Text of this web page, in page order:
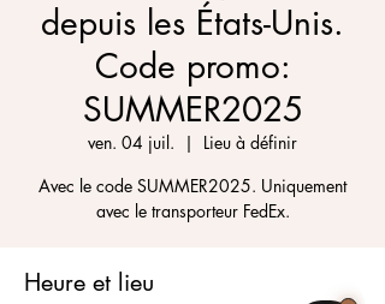
depuis les États-Unis.
Code promo:
SUMMER2025
ven. 04 juil.
  |
Lieu à définir
Avec le code SUMMER2025. Uniquement
avec le transporteur FedEx.
Heure et lieu